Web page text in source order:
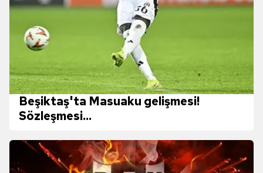
Beşiktaş'ta Masuaku gelişmesi!
Sözleşmesi...